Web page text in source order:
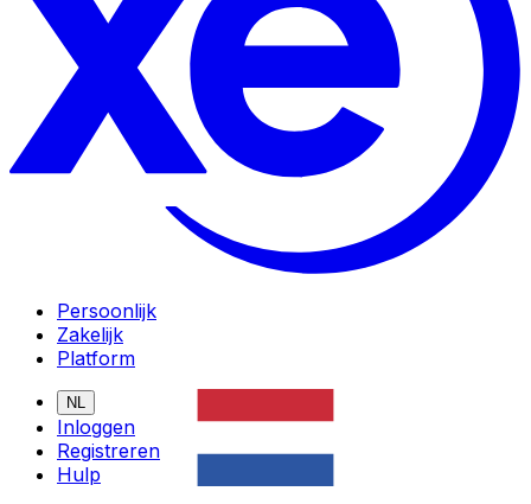
Persoonlijk
Zakelijk
Platform
NL
Inloggen
Registreren
Hulp